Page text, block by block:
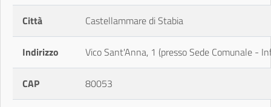
Città Castellammare di Stabia
Indirizzo Vico Sant'Anna, 1 (presso Sede Comunale -
CAP 80053